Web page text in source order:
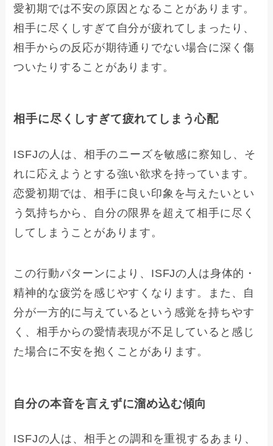
愛初期では不安の原因となることがあります。
相手に尽くしすぎて自分が疲れてしまったり、
相手からの反応が期待通りでない場合に深く傷
ついたりすることがあります。
相手に尽くしすぎて疲れてしまう心配
ISFJの人は、相手のニーズを敏感に察知し、そ
れに応えようとする強い欲求を持っています。
恋愛初期では、相手に良い印象を与えたいとい
う気持ちから、自分の限界を超えて相手に尽く
してしまうことがあります。
この行動パターンにより、ISFJの人は身体的・
精神的な疲労を感じやすくなります。また、自
分が一方的に与えているという感覚を持ちやす
く、相手からの愛情表現が不足していると感じ
た場合に不安を抱くことがあります。
自分の本音を言えずに溜め込む傾向
ISFJの人は、相手との調和を重視するあまり、